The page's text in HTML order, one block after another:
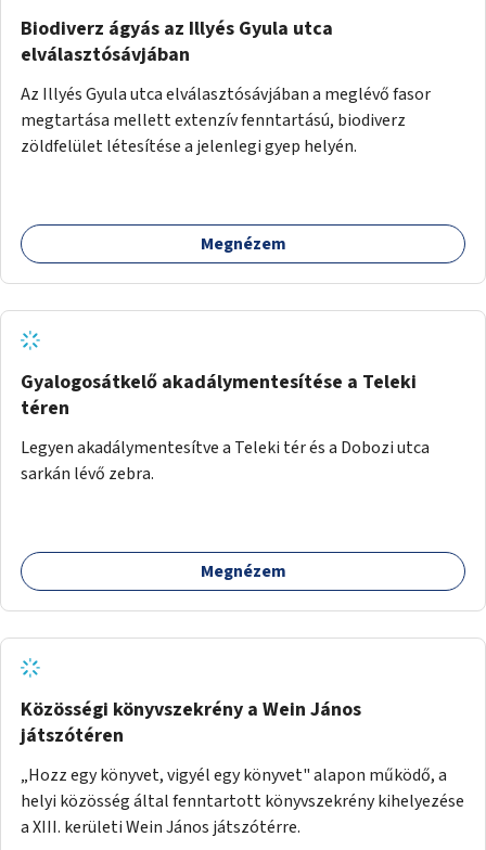
Biodiverz ágyás az Illyés Gyula utca
elválasztósávjában
Az Illyés Gyula utca elválasztósávjában a meglévő fasor
megtartása mellett extenzív fenntartású, biodiverz
zöldfelület létesítése a jelenlegi gyep helyén.
Megnézem
Gyalogosátkelő akadálymentesítése a Teleki
téren
Legyen akadálymentesítve a Teleki tér és a Dobozi utca
sarkán lévő zebra.
Megnézem
Közösségi könyvszekrény a Wein János
játszótéren
„Hozz egy könyvet, vigyél egy könyvet" alapon működő, a
helyi közösség által fenntartott könyvszekrény kihelyezése
a XIII. kerületi Wein János játszótérre.